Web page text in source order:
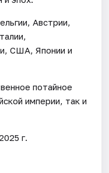
Австрии,
США, Японии и
потайное
империи, так и
г.